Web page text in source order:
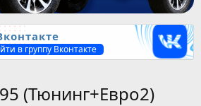
в группу Вконтакте
(Тюнинг+Евро2)